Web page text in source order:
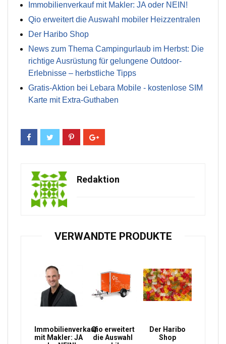
Immobilienverkauf mit Makler: JA oder NEIN!
Qio erweitert die Auswahl mobiler Heizzentralen
Der Haribo Shop
News zum Thema Campingurlaub im Herbst: Die
richtige Ausrüstung für gelungene Outdoor-
Erlebnisse – herbstliche Tipps
Gratis-Aktion bei Lebara Mobile - kostenlose SIM
Karte mit Extra-Guthaben
Redaktion
VERWANDTE PRODUKTE
Immobilienverkauf
mit Makler: JA
Qio erweitert
die Auswahl
Der Haribo
Shop